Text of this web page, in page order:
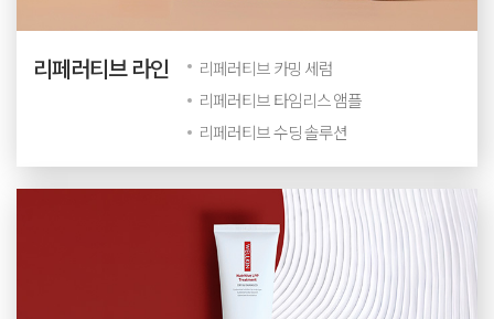
리페러티브 라인
리페러티브 카밍 세럼
리페러티브 타임리스 앰플
리페러티브 수딩 솔루션